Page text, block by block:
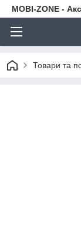
MOBI-ZONE -
Товари та